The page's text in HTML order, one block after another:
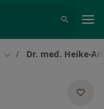
Stadt ändern
Dr. med. Heike-